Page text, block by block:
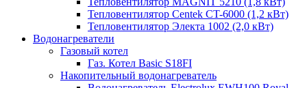
Тепловентилятор Centek CT-6000 (1,2 кВт)
Тепловентилятор Электа 1002 (2,0 кВт)
Водонагреватели
Газовый котел
Газ. Котел Basic S18FI
Накопительный водонагреватель